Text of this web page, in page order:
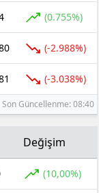
(0.755%)
(-2.988%)
(-3.038%)
Son Güncellenme: 08:40
Değişim
(10,00%)